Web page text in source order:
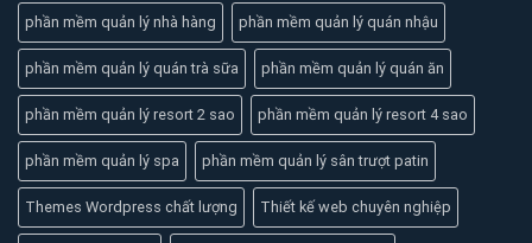
phần mềm quản lý nhà hàng phần mềm quản lý quán nhậu
phần mềm quản lý quán trà sữa phần mềm quản lý quán ăn
phần mềm quản lý resort 2 sao phần mềm quản lý resort 4 sao
phần mềm quản lý spa phần mềm quản lý sân trượt patin
Themes Wordpress chất lượng Thiết kế web chuyên nghiệp